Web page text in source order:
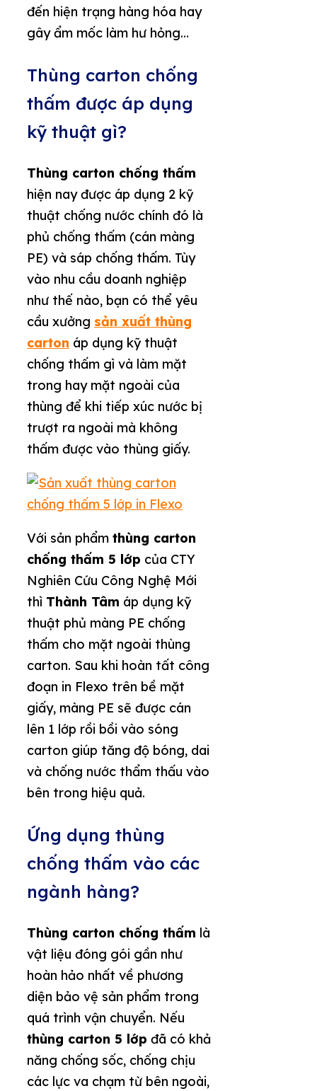
đến hiện trạng hàng hóa hay
gây ẩm mốc làm hư hỏng…
Thùng carton chống
thấm được áp dụng
kỹ thuật gì?
Thùng carton chống thấm
hiện nay được áp dụng 2 kỹ
thuật chống nước chính đó là
phủ chống thấm (cán màng
PE) và sáp chống thấm. Tùy
vào nhu cầu doanh nghiệp
như thế nào, bạn có thể yêu
cầu xưởng sản xuất thùng
carton áp dụng kỹ thuật
chống thấm gì và làm mặt
trong hay mặt ngoài của
thùng để khi tiếp xúc nước bị
trượt ra ngoài mà không
thấm được vào thùng giấy.
Với sản phẩm thùng carton
chống thấm 5 lớp của CTY
Nghiên Cứu Công Nghệ Mới
thì Thành Tâm áp dụng kỹ
thuật phủ màng PE chống
thấm cho mặt ngoài thùng
carton. Sau khi hoàn tất công
đoạn in Flexo trên bề mặt
giấy, màng PE sẽ được cán
lên 1 lớp rồi bồi vào sóng
carton giúp tăng độ bóng, dai
và chống nước thẩm thấu vào
bên trong hiệu quả.
Ứng dụng thùng
chống thấm vào các
ngành hàng?
Thùng carton chống thấm là
vật liệu đóng gói gần như
hoàn hảo nhất về phương
diện bảo vệ sản phẩm trong
quá trình vận chuyển. Nếu
thùng carton 5 lớp đã có khả
năng chống sốc, chống chịu
các lực va chạm từ bên ngoài,